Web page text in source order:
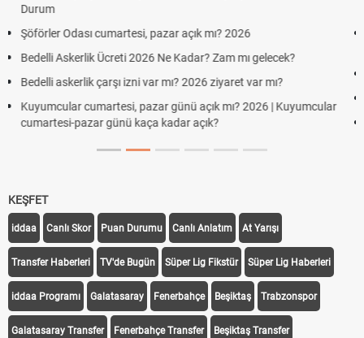
Cumartesi ve Pazar Detayı
Aras Kargo Cumartesi-pazar açık mı? 2026 Aras Kargo
Cumartesi çalışma saatleri!
Türkiye'de Transfer Dönemi Ne Zaman Başlıyor ve Bitiyor?
KEŞFET
iddaa Canlı Skor Puan Durumu Canlı Anlatım At Yarışı
Transfer Haberleri TV'de Bugün Süper Lig Fikstür Süper Lig Haberleri
iddaa Programı Galatasaray Fenerbahçe Beşiktaş Trabzonspor
Galatasaray Transfer Fenerbahçe Transfer Beşiktaş Transfer